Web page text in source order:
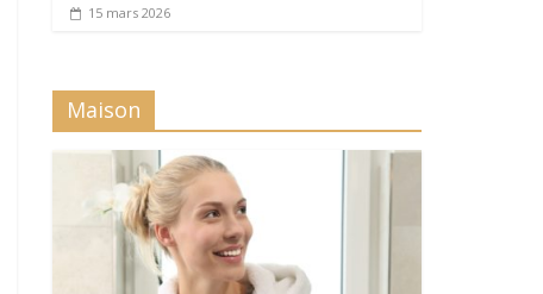
15 mars 2026
Maison